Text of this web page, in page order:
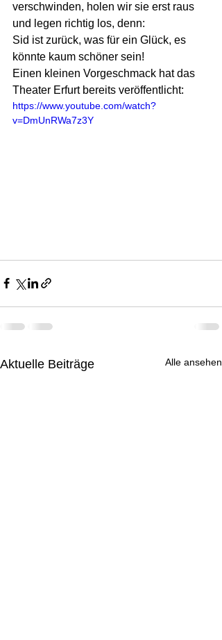
verschwinden, holen wir sie erst raus
und legen richtig los, denn:
Sid ist zurück, was für ein Glück, es
könnte kaum schöner sein!
Einen kleinen Vorgeschmack hat das
Theater Erfurt bereits veröffentlicht:
https://www.youtube.com/watch?
v=DmUnRWa7z3Y
Aktuelle Beiträge Alle ansehen